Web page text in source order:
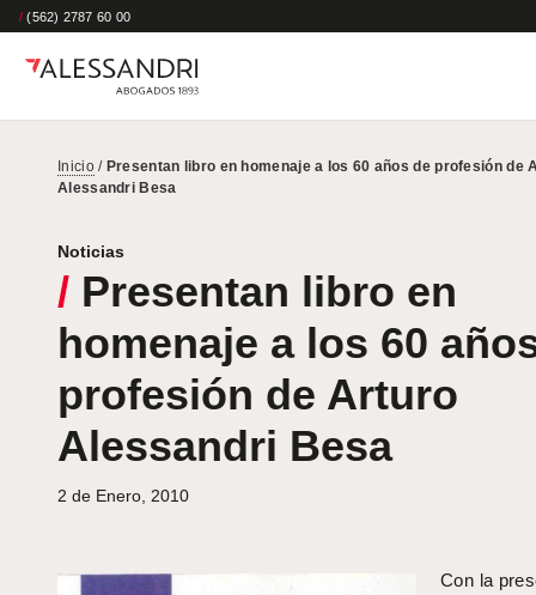
/ (562) 2787 60 00
Inicio/ Presentan libro en homenaje a los 60 años de profesión de
Alessandri Besa
Noticias
/ Presentan libro en
homenaje a los 60
profesión de Arturo
Alessandri Besa
2 de Enero, 2010
Con la